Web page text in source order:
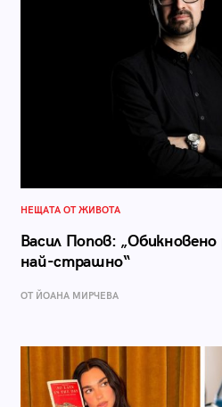
НЕЩАТА ОТ ЖИВОТА
Васил Попов: „Обикновено
най-страшно“
ОТ ЙОАНА МИРЧЕВА